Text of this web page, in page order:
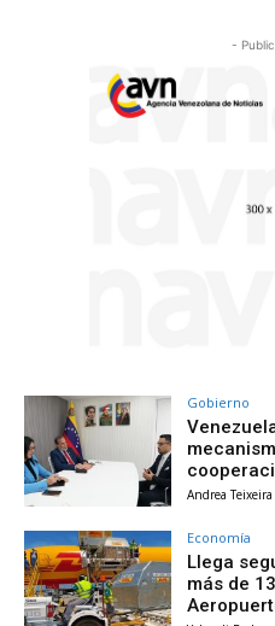
-
Gobierno
Andrea Teixeira
Economía
Llega
más de